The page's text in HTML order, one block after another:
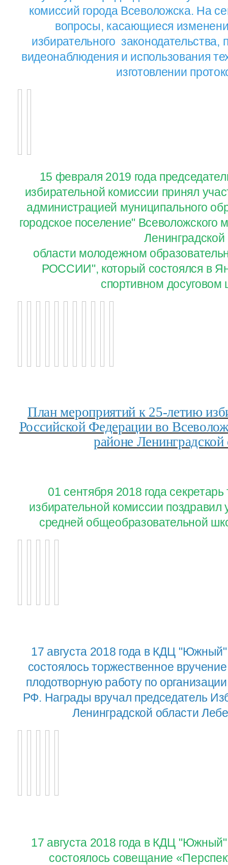
комиссий города Всеволожска. На
вопросы, касающиеся
избирательного
видеонаблюдения и использования
изготовлении
15 февраля 2019 года
избирательной комиссии принял
администрацией муниципального
городское поселение" Всеволожского
Ленинградской
области молодежном
РОССИИ", который состоялся в
спортивном досуговом
План мероприятий к 25-летию
Российской Федерации во
районе Ленинградской
01 сентября 2018 года
избирательной комиссии поздравил
средней общеобразовательной
17 августа 2018 года в КДЦ
состоялось торжественное
плодотворную работу по
РФ. Награды вручал председатель
Ленинградской области
17 августа 2018 года в КДЦ
состоялось совещание